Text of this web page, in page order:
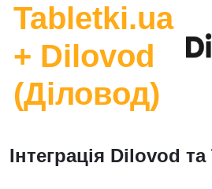
Tabletki.ua
+ Dilovod
(Діловод)
Інтеграція Dilovod